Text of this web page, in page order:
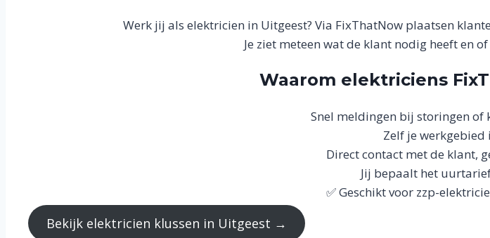
Werk jij als elektricien in Uitgeest? Via FixThatNow plaatsen
Je ziet meteen wat de klant nodig heeft en
Waarom elektriciens
Snel meldingen bij storingen of
Zelf je werkgebied
Direct contact met de klant,
Jij bepaalt het
✅ Geschikt voor zzp-
Bekijk elektricien klussen in Uitgeest →